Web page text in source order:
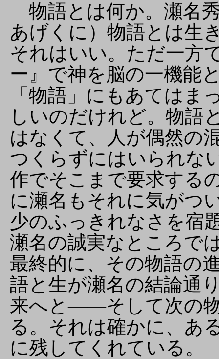
物語とは何か。瀬名
あげくに）物語とは生
それはいい。ただ一方
ー』で神を脳の一機能
「物語」にもあてはま
しいのだけれど。物語
はなくて、人が偶然の
つくらずにはいられな
作でそこまで要求する
に瀬名もそれに気がつ
少のふっきれなさを宿
瀬名の誠実なところで
最終的に、その物語の
語と生が瀬名の結論通
来へと――そして次の
る。それは確かに、あ
に残してくれている。